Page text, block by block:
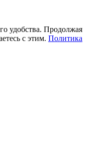
удобства. Продолжая
с этим. Политика